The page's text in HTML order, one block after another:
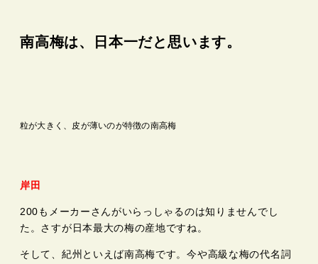
南高梅は、日本一だと思います。
粒が大きく、皮が薄いのが特徴の南高梅
岸田
200もメーカーさんがいらっしゃるのは知りませんでし
た。さすが日本最大の梅の産地ですね。
そして、紀州といえば南高梅です。今や高級な梅の代名詞